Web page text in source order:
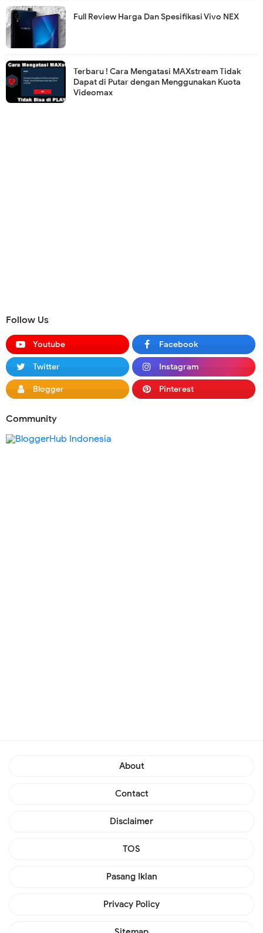
Full Review Harga Dan Spesifikasi Vivo NEX
Terbaru ! Cara Mengatasi MAXstream Tidak
Dapat di Putar dengan Menggunakan Kuota
Videomax
Follow Us
Youtube Facebook
Twitter Instagram
Blogger Pinterest
Community
About
Contact
Disclaimer
TOS
Pasang Iklan
Privacy Policy